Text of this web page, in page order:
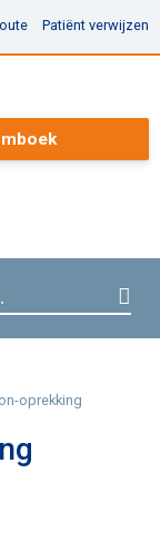
Patiënt verwijzen
oprekking